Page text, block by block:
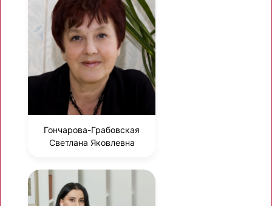
Гончарова-Грабовская
Светлана Яковлевна